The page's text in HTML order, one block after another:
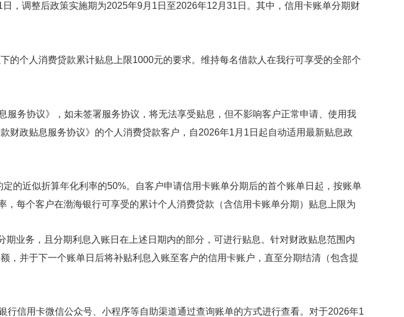
日，调整后政策实施期为2025年9月1日至2026年12月31日。其中，信用卡账单分期财
的个人消费贷款累计贴息上限1000元的要求。维持每名借款人在我行可享受的全部个
务协议》，如未签署服务协议，将无法享受贴息，但不影响客户正常申请、使用我
财政贴息服务协议》的个人消费贷款客户，自2026年1月1日起自动适用最新贴息政
定的近似折算年化利率的50%。 自客户申请信用卡账单分期后的首个账单日起，按账单
，每个客户在渤海银行可享受的累计个人消费贷款 （含信用卡账单分期 ） 贴息上限为
期业务，且分期利息入账日在上述日期内的部分，可进行贴息。针对财政贴息范围内
，并于下一个账单日后将补贴利息入账至客户的信用卡账户，直至分期结清（包含提
信用卡微信公众号、小程序等自助渠道通过查询账单的方式进行查看。对于2026年1